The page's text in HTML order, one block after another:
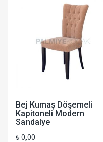
Bej Kumaş Döşemeli
Kapitoneli Modern
Sandalye
₺ 0,00